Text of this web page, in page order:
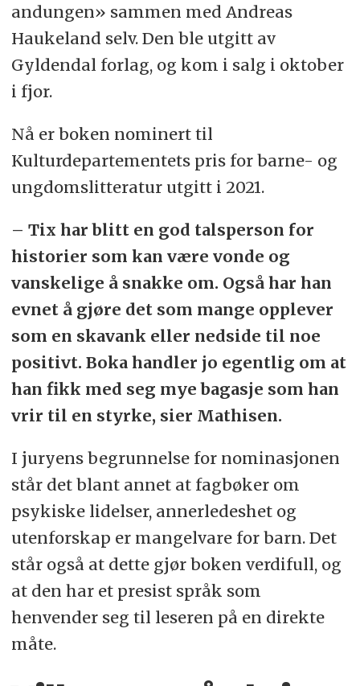
andungen» sammen med Andreas
Haukeland selv. Den ble utgitt av
Gyldendal forlag, og kom i salg i oktober
i fjor.
Nå er boken nominert til
Kulturdepartementets pris for barne- og
ungdomslitteratur utgitt i 2021.
– Tix har blitt en god talsperson for
historier som kan være vonde og
vanskelige å snakke om. Også har han
evnet å gjøre det som mange opplever
som en skavank eller nedside til noe
positivt. Boka handler jo egentlig om at
han fikk med seg mye bagasje som han
vrir til en styrke, sier Mathisen.
I juryens begrunnelse for nominasjonen
står det blant annet at fagbøker om
psykiske lidelser, annerledeshet og
utenforskap er mangelvare for barn. Det
står også at dette gjør boken verdifull, og
at den har et presist språk som
henvender seg til leseren på en direkte
måte.